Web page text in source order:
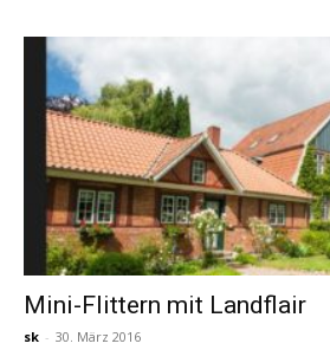
Mini-Flittern mit Landflair
sk - 30. März 2016